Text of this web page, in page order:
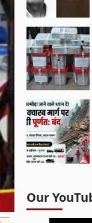
Our